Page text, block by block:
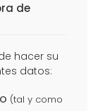
de
hacer su
datos:
(tal y como